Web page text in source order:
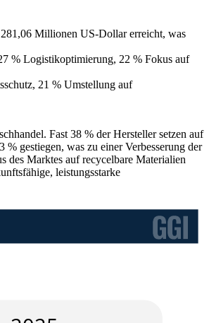
Millionen US-Dollar erreicht, was
% Logistikoptimierung, 22 % Fokus auf
21 % Umstellung auf
Fast 38 % der Hersteller setzen auf
gestiegen, was zu einer Verbesserung der
Marktes auf recycelbare Materialien
leistungsstarke